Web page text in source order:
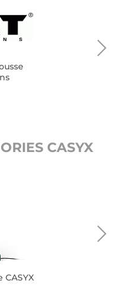
CASYX
CASYX